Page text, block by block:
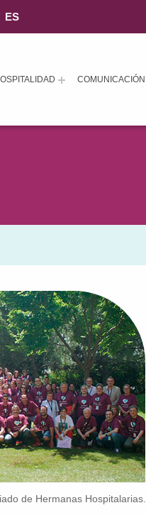
COMUNICACIÓN
ES
de Hermanas Hospitalarias.